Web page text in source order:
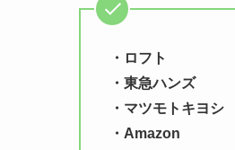
・ロフト
・東急ハンズ
・マツモトキヨシ
・Amazon